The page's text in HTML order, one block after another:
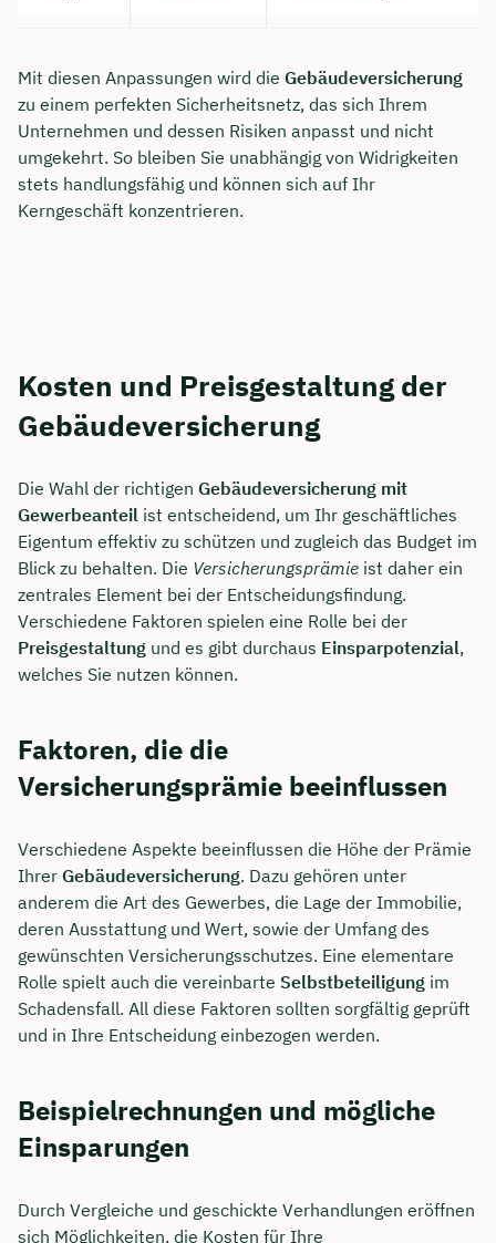
Mit diesen Anpassungen wird die Gebäudeversicherung
zu einem perfekten Sicherheitsnetz, das sich Ihrem
Unternehmen und dessen Risiken anpasst und nicht
umgekehrt. So bleiben Sie unabhängig von Widrigkeiten
stets handlungsfähig und können sich auf Ihr
Kerngeschäft konzentrieren.
Kosten und Preisgestaltung der
Gebäudeversicherung
Die Wahl der richtigen Gebäudeversicherung mit
Gewerbeanteil ist entscheidend, um Ihr geschäftliches
Eigentum effektiv zu schützen und zugleich das Budget im
Blick zu behalten. Die Versicherungsprämie ist daher ein
zentrales Element bei der Entscheidungsfindung.
Verschiedene Faktoren spielen eine Rolle bei der
Preisgestaltung und es gibt durchaus Einsparpotenzial,
welches Sie nutzen können.
Faktoren, die die
Versicherungsprämie beeinflussen
Verschiedene Aspekte beeinflussen die Höhe der Prämie
Ihrer Gebäudeversicherung. Dazu gehören unter
anderem die Art des Gewerbes, die Lage der Immobilie,
deren Ausstattung und Wert, sowie der Umfang des
gewünschten Versicherungsschutzes. Eine elementare
Rolle spielt auch die vereinbarte Selbstbeteiligung im
Schadensfall. All diese Faktoren sollten sorgfältig geprüft
und in Ihre Entscheidung einbezogen werden.
Beispielrechnungen und mögliche
Einsparungen
Durch Vergleiche und geschickte Verhandlungen eröffnen
sich Möglichkeiten, die Kosten für Ihre